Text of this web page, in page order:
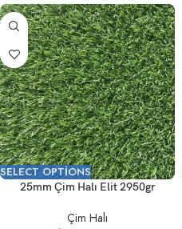
SELECT OPTIONS
25mm Çim Halı Elit 2950gr
Çim Halı